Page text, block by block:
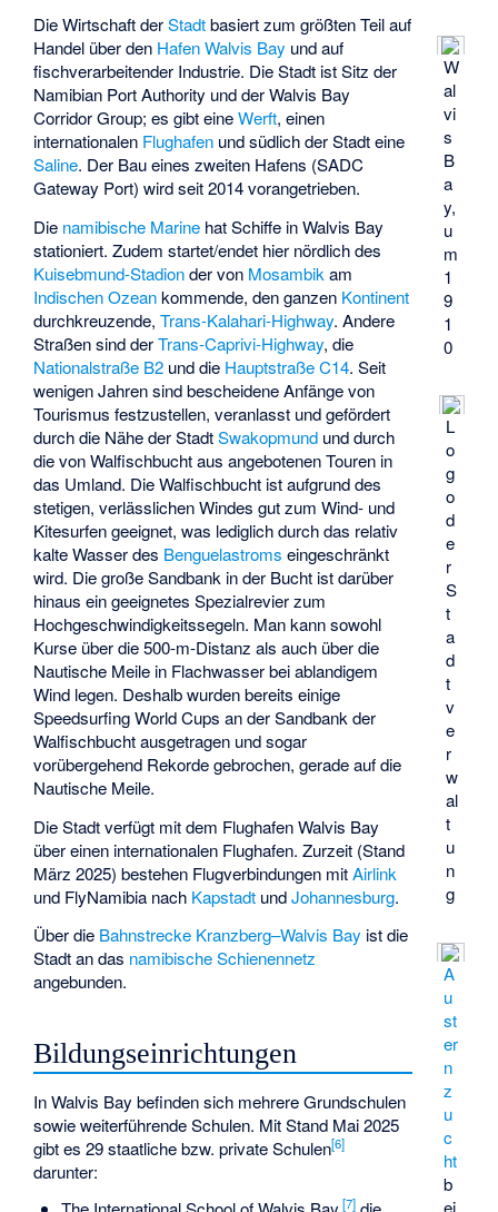
W
al
vi
s
B
a
y,
u
m
1
9
1
0
L
o
g
o
d
e
r
S
t
a
d
t
v
e
r
w
al
t
u
n
g
A
u
st
er
n
z
u
c
ht
b
ei
Die Wirtschaft derStadtbasiert zum größten Teil auf
Handel über den Hafen Walvis Bay und auf
fischverarbeitender Industrie. Die Stadt ist Sitz der
Namibian Port Authority und derWalvis Bay
Corridor Group; es gibt eineWerft, einen
internationalen Flughafen und südlich der Stadt eine
Saline. Der Bau eines zweiten Hafens (SADC
Gateway Port) wird seit 2014 vorangetrieben.
Die namibische Marine hat Schiffe in Walvis Bay
stationiert. Zudem startet/endet hier nördlich des
Kuisebmund-Stadionder von Mosambik am
Indischen Ozeankommende, den ganzen Kontinent
durchkreuzende,Trans-Kalahari-Highway. Andere
Straßen sind derTrans-Caprivi-Highway, die
Nationalstraße B2 und die Hauptstraße C14. Seit
wenigen Jahren sind bescheidene Anfänge von
Tourismus festzustellen, veranlasst und gefördert
durch die Nähe der StadtSwakopmund und durch
die von Walfischbucht aus angebotenen Touren in
das Umland. Die Walfischbucht ist aufgrund des
stetigen, verlässlichen Windes gut zum Wind- und
Kitesurfen geeignet, was lediglich durch das relativ
kalte Wasser des Benguelastroms eingeschränkt
wird. Die große Sandbank in der Bucht ist darüber
hinaus ein geeignetes Spezialrevier zum
Hochgeschwindigkeitssegeln. Man kann sowohl
Kurse über die 500-m-Distanz als auch über die
Nautische Meile in Flachwasser bei ablandigem
Wind legen. Deshalb wurden bereits einige
Speedsurfing World Cups an der Sandbank der
Walfischbucht ausgetragen und sogar
vorübergehend Rekorde gebrochen, gerade auf die
Nautische Meile.
Die Stadt verfügt mit dem Flughafen Walvis Bay
über einen internationalen Flughafen. Zurzeit (Stand
März 2025) bestehen Flugverbindungen mitAirlink
und FlyNamibia nach Kapstadt undJohannesburg.
Über die Bahnstrecke Kranzberg–Walvis Bay ist die
Stadt an das namibische Schienennetz
angebunden.
Bildungseinrichtungen
In Walvis Bay befinden sich mehrere Grundschulen
sowie weiterführende Schulen. Mit Stand Mai 2025
gibt es 29 staatliche bzw. private Schulen[6]
darunter:
[7]